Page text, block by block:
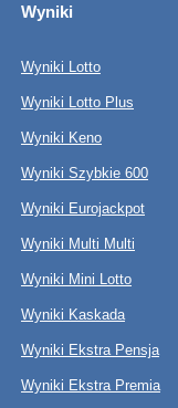
Wyniki
Wyniki Lotto
Wyniki Lotto Plus
Wyniki Keno
Wyniki Szybkie 600
Wyniki Eurojackpot
Wyniki Multi Multi
Wyniki Mini Lotto
Wyniki Kaskada
Wyniki Ekstra Pensja
Wyniki Ekstra Premia